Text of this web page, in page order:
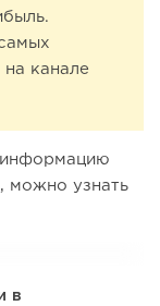
канале
можно узнать
в